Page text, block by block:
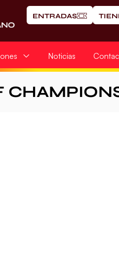
ENTRADAS
Noticias